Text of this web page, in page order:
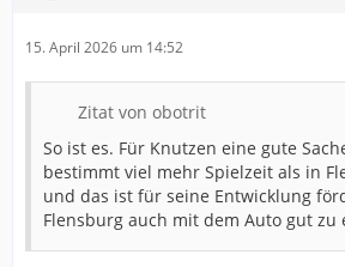
15. April 2026 um 14:52
Zitat von obotrit
So ist es. Für Knutzen eine gute
bestimmt viel mehr Spielzeit als in
und das ist für seine Entwicklung
Flensburg auch mit dem Auto gut zu